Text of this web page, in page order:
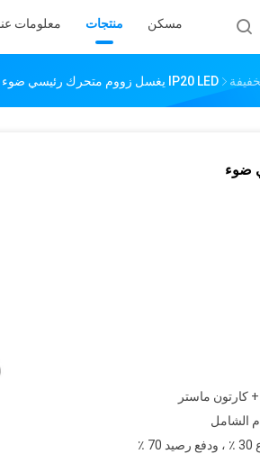
مسكن منتجات معلومات
IP20 LED يغسل زووم متحرك رئيسي ضوء
كارتون ماستر
T / T مقدما (إيداع 30 ٪ ، ودفع رصيد 70 ٪